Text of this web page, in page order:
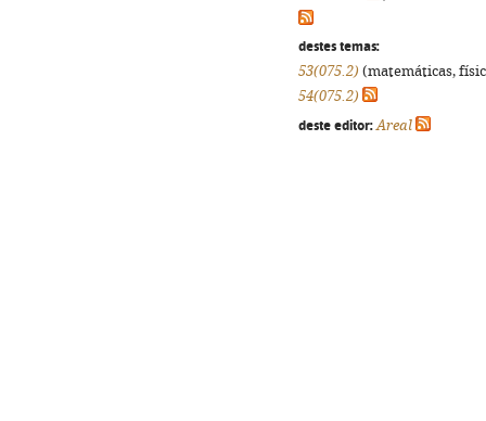
destes temas:
53(075.2) (matemáticas,
54(075.2)
deste editor: Areal